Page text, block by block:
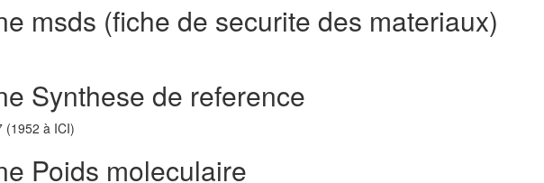
msds (fiche de securite des materiaux)
Synthese de reference
(1952 à ICI)
Poids moleculaire